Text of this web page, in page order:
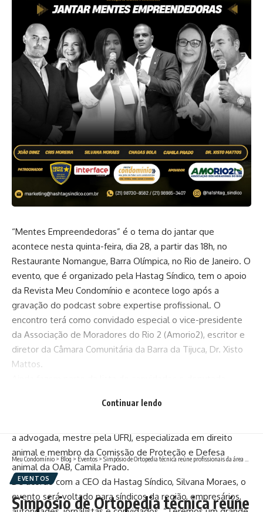
“Mentes Empreendedoras” é o tema do jantar que
acontece nesta quinta-feira, dia 28, a partir das 18h, no
Restaurante Nomangue, Barra Olímpica, no Rio de Janeiro. O
evento, que é organizado pela Hastag Síndico, tem o apoio
da Revista Meu Condomínio e acontece logo após a
gravação do podcast sobre expertise profissional. O
encontro terá como convidado especial o vice-presidente
da Associação de Moradores do Rio 2 (Amorio2), escritor e
diretor da Câmara Comunitária da Barra da Tijuca, Dr. Xisto
Mattos.
jornalista Cris Moreira, que passou por empresas como
a advogada, mestre pela UFRJ, especializada em direito
animal e membro da Comissão de Proteção e Defesa
animal da OAB, Camila Prado.
De acordo com a CEO da Hastag Síndico, Silvana Moraes, o
evento será voltado para síndicos da região, empresários,
Continuar lendo
Meu Condomínio > Blog > Eventos > Simpósio de Ortopedia técnica reúne profissionais da área da saúde em Campos
EVENTOS
Simpósio de Ortopedia técnica reúne